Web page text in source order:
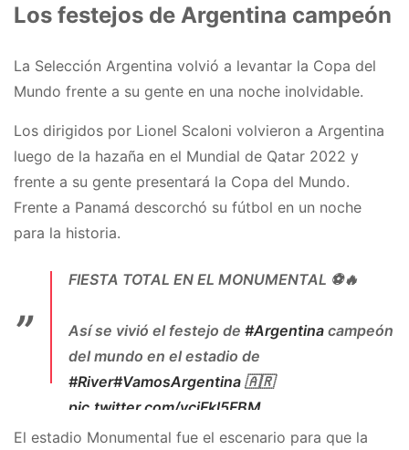
Santiago del Estero y la FINAL…
pic.twitter.com/CN0qOwK9BA
— Ataque Futbolero (@AtaqueFutbolero)April
20, 2023
Los festejos de Argentina campeón
La Selección Argentina volvió a levantar la Copa del
Mundo frente a su gente en una noche inolvidable.
Los dirigidos por Lionel Scaloni volvieron a Argentina
luego de la hazaña en el Mundial de Qatar 2022 y
frente a su gente presentará la Copa del Mundo.
Frente a Panamá descorchó su fútbol en un noche
para la historia.
FIESTA TOTAL EN EL MONUMENTAL ⚽️🔥
Así se vivió el festejo de #Argentina campeón
del mundo en el estadio de
#River#VamosArgentina 🇦🇷
pic.twitter.com/vcjFkl5FBM
— Argentina FC (@ArgentinaFCOK) March 24,
El estadio Monumental fue el escenario para que la